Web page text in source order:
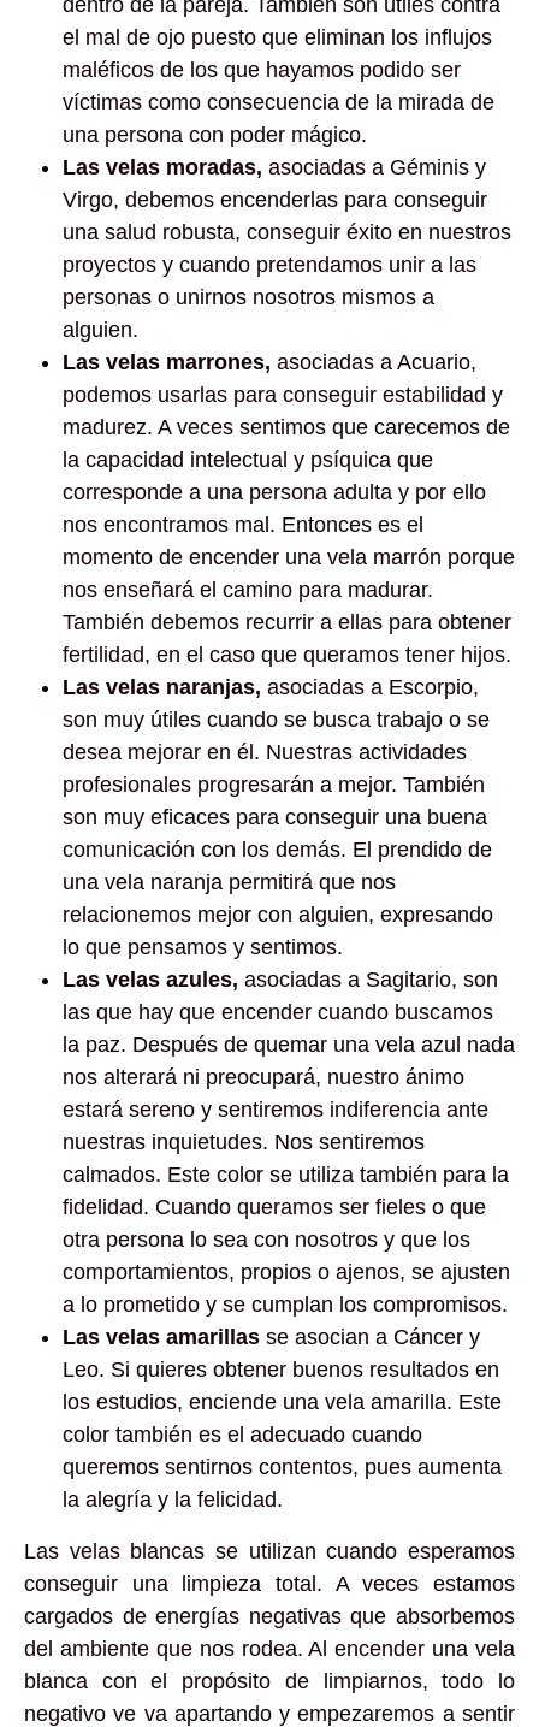
dentro de la pareja. También son útiles contra
el mal de ojo puesto que eliminan los influjos
maléficos de los que hayamos podido ser
víctimas como consecuencia de la mirada de
una persona con poder mágico.
Las velas moradas, asociadas a Géminis y
Virgo, debemos encenderlas para conseguir
una salud robusta, conseguir éxito en nuestros
proyectos y cuando pretendamos unir a las
personas o unirnos nosotros mismos a
alguien.
Las velas marrones, asociadas a Acuario,
podemos usarlas para conseguir estabilidad y
madurez. A veces sentimos que carecemos de
la capacidad intelectual y psíquica que
corresponde a una persona adulta y por ello
nos encontramos mal. Entonces es el
momento de encender una vela marrón porque
nos enseñará el camino para madurar.
También debemos recurrir a ellas para obtener
fertilidad, en el caso que queramos tener hijos.
Las velas naranjas, asociadas a Escorpio,
son muy útiles cuando se busca trabajo o se
desea mejorar en él. Nuestras actividades
profesionales progresarán a mejor. También
son muy eficaces para conseguir una buena
comunicación con los demás. El prendido de
una vela naranja permitirá que nos
relacionemos mejor con alguien, expresando
lo que pensamos y sentimos.
Las velas azules, asociadas a Sagitario, son
las que hay que encender cuando buscamos
la paz. Después de quemar una vela azul nada
nos alterará ni preocupará, nuestro ánimo
estará sereno y sentiremos indiferencia ante
nuestras inquietudes. Nos sentiremos
calmados. Este color se utiliza también para la
fidelidad. Cuando queramos ser fieles o que
otra persona lo sea con nosotros y que los
comportamientos, propios o ajenos, se ajusten
a lo prometido y se cumplan los compromisos.
Las velas amarillas se asocian a Cáncer y
Leo. Si quieres obtener buenos resultados en
los estudios, enciende una vela amarilla. Este
color también es el adecuado cuando
queremos sentirnos contentos, pues aumenta
la alegría y la felicidad.
Las velas blancas se utilizan cuando esperamos
conseguir una limpieza total. A veces estamos
cargados de energías negativas que absorbemos
del ambiente que nos rodea. Al encender una vela
blanca con el propósito de limpiarnos, todo lo
negativo ve va apartando y empezaremos a sentir